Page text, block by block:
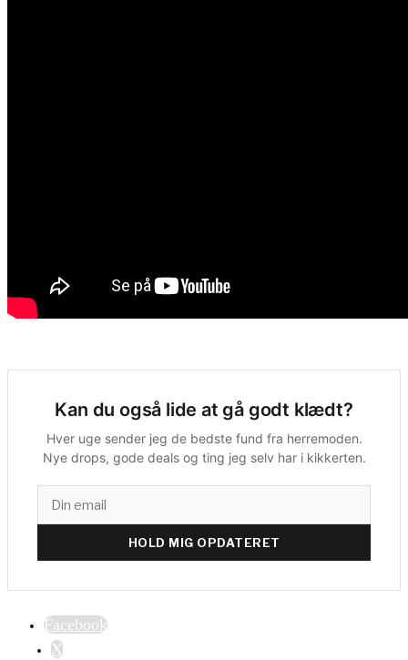
Kan du også lide at gå godt klædt?
Hver uge sender jeg de bedste fund fra herremoden.
Nye drops, gode deals og ting jeg selv har i kikkerten.
HOLD MIG OPDATERET
Facebook
X